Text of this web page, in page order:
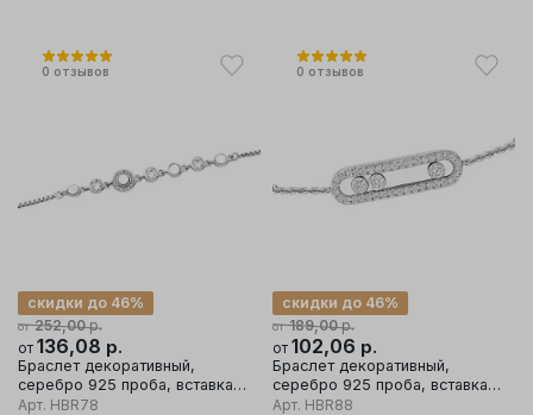
0 отзывов
от 252,00р.
скидки до 46%
от 136,08 р.
Браслет декоративный,
серебро 925 проба, вставка
перламутр
Арт. HBR78
0 отзывов
от 189,00р.
скидки до 46%
от 102,06 р.
Браслет декоративный,
серебро 925 проба, вставка
фианит
Арт. HBR88